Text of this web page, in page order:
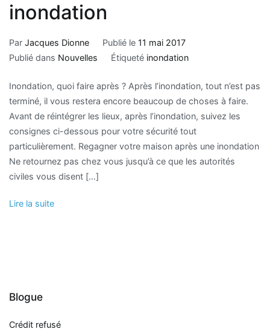
inondation
Par Jacques Dionne Publié le 11 mai 2017
Publié dans Nouvelles Étiqueté inondation
Inondation, quoi faire après ? Après l’inondation, tout n’est pas
terminé, il vous restera encore beaucoup de choses à faire.
Avant de réintégrer les lieux, après l’inondation, suivez les
consignes ci-dessous pour votre sécurité tout
particulièrement. Regagner votre maison après une inondation
Ne retournez pas chez vous jusqu’à ce que les autorités
civiles vous disent […]
Lire la suite
Blogue
Crédit refusé